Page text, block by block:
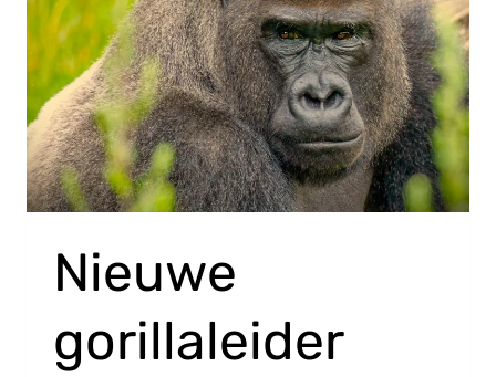
Nieuwe
gorillaleider